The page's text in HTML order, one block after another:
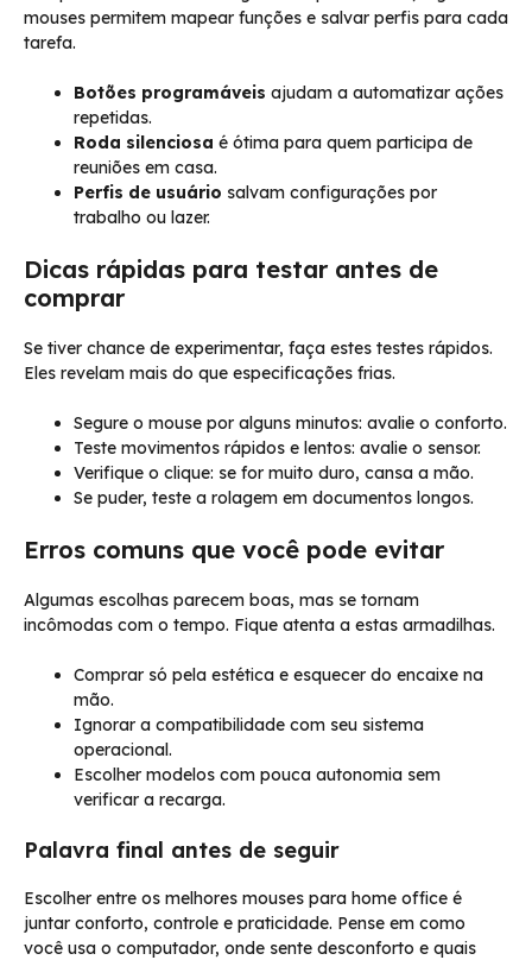
mouses permitem mapear funções e salvar perfis para cada
tarefa.
Botões programáveis ajudam a automatizar ações
repetidas.
Roda silenciosa é ótima para quem participa de
reuniões em casa.
Perfis de usuário salvam configurações por
trabalho ou lazer.
Dicas rápidas para testar antes de
comprar
Se tiver chance de experimentar, faça estes testes rápidos.
Eles revelam mais do que especificações frias.
Segure o mouse por alguns minutos: avalie o conforto.
Teste movimentos rápidos e lentos: avalie o sensor.
Verifique o clique: se for muito duro, cansa a mão.
Se puder, teste a rolagem em documentos longos.
Erros comuns que você pode evitar
Algumas escolhas parecem boas, mas se tornam
incômodas com o tempo. Fique atenta a estas armadilhas.
Comprar só pela estética e esquecer do encaixe na
mão.
Ignorar a compatibilidade com seu sistema
operacional.
Escolher modelos com pouca autonomia sem
verificar a recarga.
Palavra final antes de seguir
Escolher entre os melhores mouses para home office é
juntar conforto, controle e praticidade. Pense em como
você usa o computador, onde sente desconforto e quais